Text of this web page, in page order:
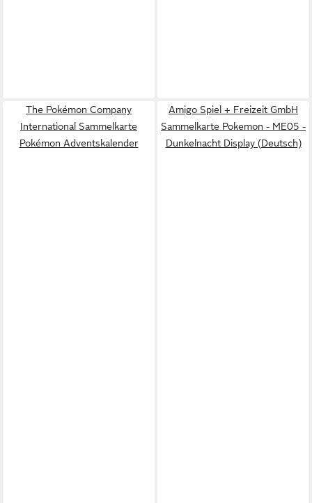
The Pokémon Company
International Sammelkarte
Pokémon Adventskalender
Amigo Spiel + Freizeit GmbH
Sammelkarte Pokemon - ME05 -
Dunkelnacht Display (Deutsch)